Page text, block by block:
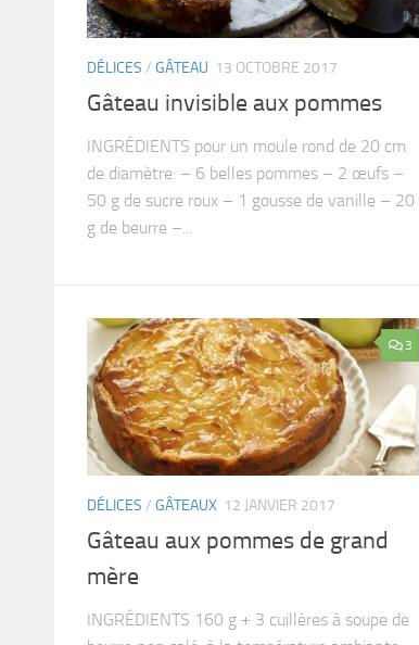
DÉLICES / GÂTEAU 13 OCTOBRE 2017
Gâteau invisible aux pommes
INGRÉDIENTS pour un moule rond de 20 cm
de diamètre: – 6 belles pommes – 2 œufs –
50 g de sucre roux – 1 gousse de vanille – 20
g de beurre –...
3
DÉLICES / GÂTEAUX 12 JANVIER 2017
Gâteau aux pommes de grand
mère
INGRÉDIENTS 160 g + 3 cuillères à soupe de